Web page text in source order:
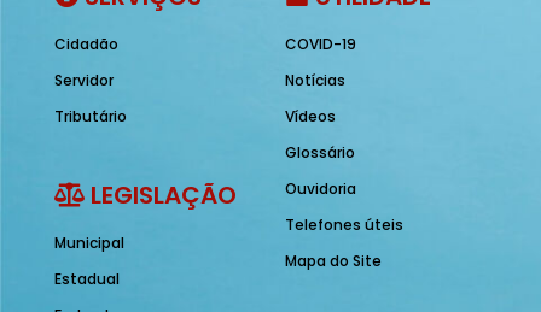
Cidadão
Servidor
Tributário
LEGISLAÇÃO
Municipal
Estadual
COVID-19
Notícias
Vídeos
Glossário
Ouvidoria
Telefones úteis
Mapa do Site